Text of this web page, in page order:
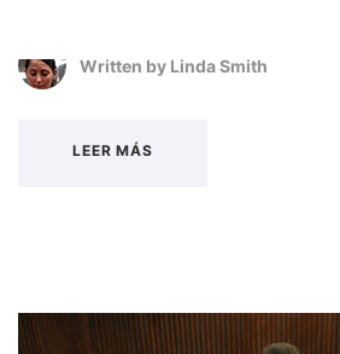
Written by Linda Smith
LEER MÁS